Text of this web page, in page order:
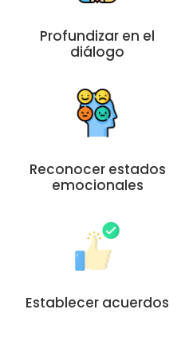
Profundizar en el
diálogo
Reconocer estados
emocionales
Establecer acuerdos